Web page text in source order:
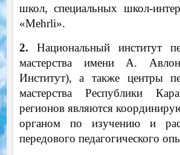
школ, специальных школ-
«Mehrli».
2. Национальный институт
мастерства имени А.
Институт), а также центры
мастерства Республики
регионов являются
органом по изучению и
передового педагогического